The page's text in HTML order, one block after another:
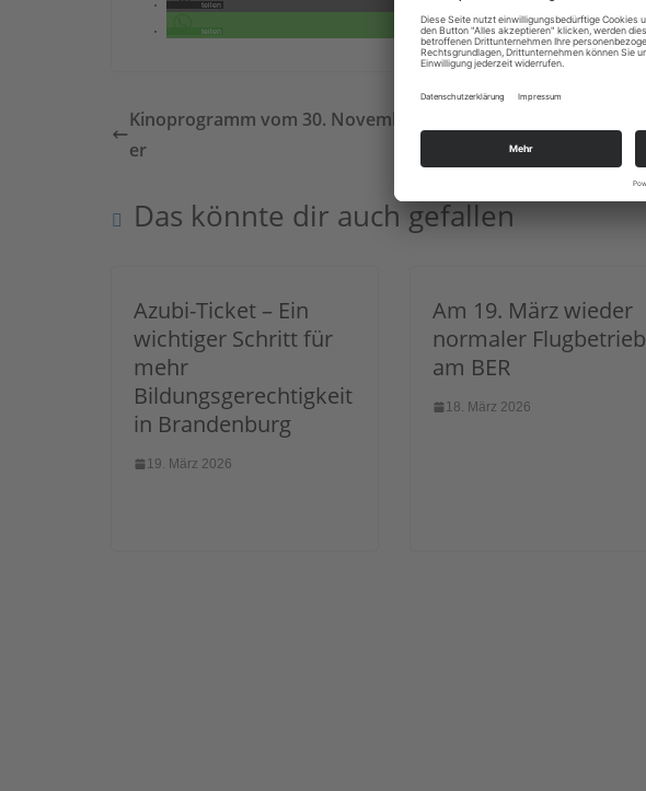
teilen
teilen
Kinoprogramm vom 30. November bis 6. Dezemb
er
Das könnte dir auch gefallen
Azubi-Ticket – Ein
wichtiger Schritt für
mehr
Bildungsgerechtigkeit
in Brandenburg
19. März 2026
Am 19. März wieder
normaler Flugbetrieb
am BER
18. März 2026